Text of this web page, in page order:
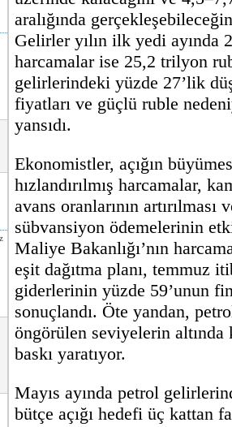
aralığında
Gelirler yılın ilk yedi ayında
harcamalar ise 25,2 trilyon
gelirlerindeki yüzde 27’lik
fiyatları ve güçlü ruble
yansıdı.
Ekonomistler, açığın
hızlandırılmış harcamalar,
avans oranlarının artırılması
sübvansiyon ödemelerinin
Maliye Bakanlığı’nın
eşit dağıtma planı, temmuz
giderlerinin yüzde 59’unun
sonuçlandı. Öte yandan,
öngörülen seviyelerin altında
baskı yaratıyor.
Mayıs ayında petrol
bütçe açığı hedefi üç kattan